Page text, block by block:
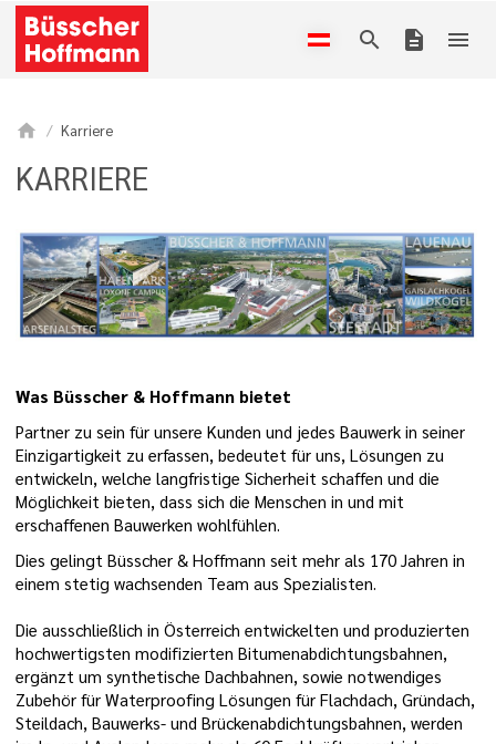
search description menu
home Karriere
KARRIERE
Was Büsscher & Hoffmann bietet
Partner zu sein für unsere Kunden und jedes Bauwerk in seiner
Einzigartigkeit zu erfassen, bedeutet für uns, Lösungen zu
entwickeln, welche langfristige Sicherheit schaffen und die
Möglichkeit bieten, dass sich die Menschen in und mit
erschaffenen Bauwerken wohlfühlen.
Dies gelingt Büsscher & Hoffmann seit mehr als 170 Jahren in
einem stetig wachsenden Team aus Spezialisten.
Die ausschließlich in Österreich entwickelten und produzierten
hochwertigsten modifizierten Bitumenabdichtungsbahnen,
ergänzt um synthetische Dachbahnen, sowie notwendiges
Zubehör für Waterproofing Lösungen für Flachdach, Gründach,
Steildach, Bauwerks- und Brückenabdichtungsbahnen, werden